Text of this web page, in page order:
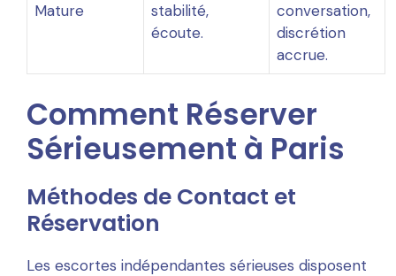
Mature
stabilité,
écoute.
conversation,
discrétion
accrue.
Comment Réserver
Sérieusement à Paris
Méthodes de Contact et
Réservation
Les escortes indépendantes sérieuses disposent